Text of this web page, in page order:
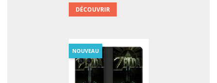
DÉCOUVRIR
NOUVEAU